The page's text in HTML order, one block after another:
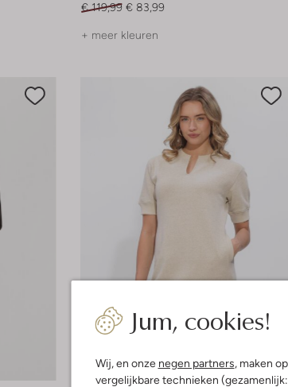
Jum, cookies!
Wij, en onze negen partners, maken
vergelijkbare technieken
€ 119,99 € 83,99
+ meer kleuren
-30%